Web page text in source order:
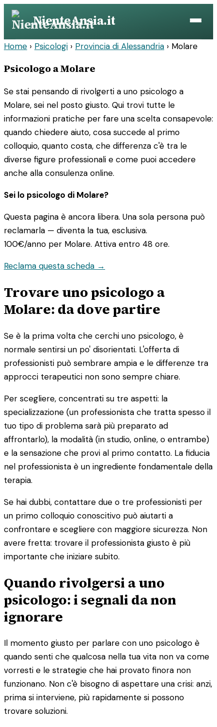
Vai
contenuto
NienteAnsia.it
Home › Psicologi › Provincia di Alessandria › Molare
Psicologo a Molare
Se stai pensando di rivolgerti a uno psicologo a
Molare, sei nel posto giusto. Qui trovi tutte le
informazioni pratiche per fare una scelta consapevole:
quando chiedere aiuto, cosa succede al primo
colloquio, quanto costa, che differenza c'è tra le
diverse figure professionali e come puoi accedere
anche alla consulenza online.
Sei lo psicologo di Molare?
Questa pagina è ancora libera. Una sola persona può
reclamarla — diventa la tua, esclusiva.
100€/anno per Molare. Attiva entro 48 ore.
Reclama questa scheda →
Trovare uno psicologo a
Molare: da dove partire
Se è la prima volta che cerchi uno psicologo, è
normale sentirsi un po' disorientati. L'offerta di
professionisti può sembrare ampia e le differenze tra
approcci terapeutici non sono sempre chiare.
Per scegliere, concentrati su tre aspetti: la
specializzazione (un professionista che tratta spesso il
tuo tipo di problema sarà più preparato ad
affrontarlo), la modalità (in studio, online, o entrambe)
e la sensazione che provi al primo contatto. La fiducia
nel professionista è un ingrediente fondamentale della
terapia.
Se hai dubbi, contattare due o tre professionisti per
un primo colloquio conoscitivo può aiutarti a
confrontare e scegliere con maggiore sicurezza. Non
avere fretta: trovare il professionista giusto è più
importante che iniziare subito.
Quando rivolgersi a uno
psicologo: i segnali da non
ignorare
Il momento giusto per parlare con uno psicologo è
quando senti che qualcosa nella tua vita non va come
vorresti e le strategie che hai provato finora non
funzionano. Non c'è bisogno di aspettare una crisi: anzi,
prima si interviene, più rapidamente si possono
trovare soluzioni.